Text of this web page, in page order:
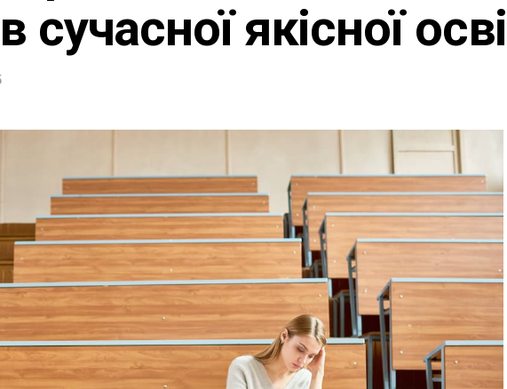
якісної